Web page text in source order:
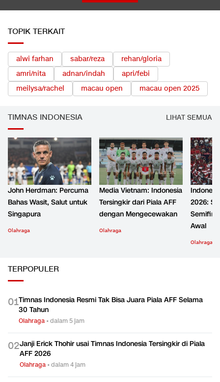
TOPIK TERKAIT
alwi farhan sabar/reza
rehan/gloria
amri/nita
adnan/indah
apri/febi
meilysa/rachel
macau open macau open 2025
TIMNAS INDONESIA LIHAT SEMUA
John Herdman: Percuma
Bahas Wasit, Salut untuk
Singapura
Olahraga
Media Vietnam: Indonesia
Tersingkir dari Piala AFF
dengan Mengecewakan
Olahraga
2026:
Awal
Olahraga
TERPOPULER
01Timnas Indonesia Resmi Tak Bisa Juara Piala AFF Selama
30 Tahun
Olahraga •dalam 5 jam
02Janji Erick Thohir usai Timnas Indonesia Tersingkir di Piala
AFF 2026
Olahraga •dalam 4 jam